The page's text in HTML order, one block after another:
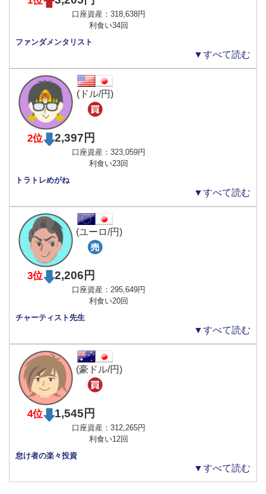
口座資産：318,638円
利食い34回
ファンダメンタリスト
▼すべて読む
(ドル/円)
2位 2,397円
口座資産：323,059円
利食い23回
トラトレめがね
▼すべて読む
(ユーロ/円)
3位 2,206円
口座資産：295,649円
利食い20回
チャーティスト先生
▼すべて読む
(豪ドル/円)
4位 1,545円
口座資産：312,265円
利食い12回
怠け者の楽々投資
▼すべて読む